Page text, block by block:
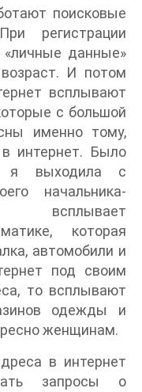
поисковые
регистрации
данные»
И потом
всплывают
с большой
именно тому,
интернет. Было
я выходила с
начальника-
всплывает
которая
автомобили и
под своим
то всплывают
одежды и
женщинам.
в интернет
запросы о